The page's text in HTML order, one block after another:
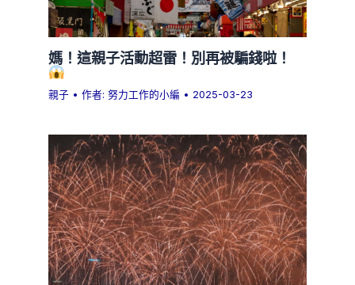
媽！這親子活動超雷！別再被騙錢啦！
親子 • 作者:努力工作的小編 • 2025-03-23